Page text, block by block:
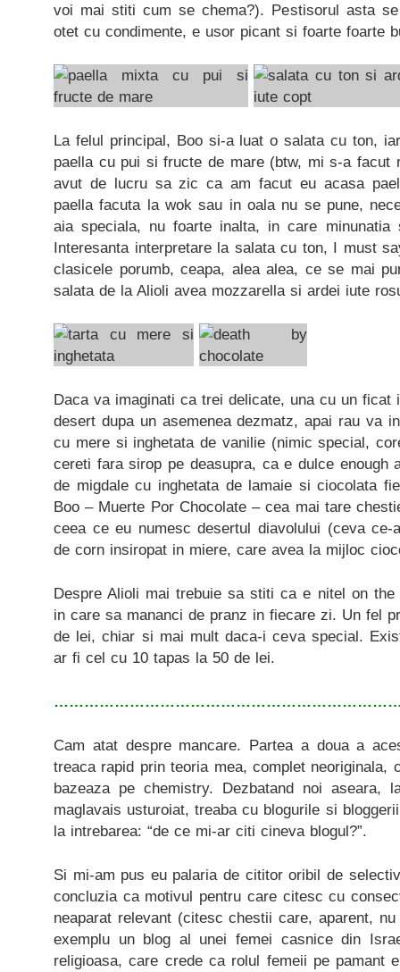
voi mai stiti cum se chema?). Pestisorul asta
otet cu condimente, e usor picant si foarte foarte
La felul principal, Boo si-a luat o salata cu ton,
paella cu pui si fructe de mare (btw, mi s-a facut
avut de lucru sa zic ca am facut eu acasa
paella facuta la wok sau in oala nu se pune,
aia speciala, nu foarte inalta, in care
Interesanta interpretare la salata cu ton, I must
clasicele porumb, ceapa, alea alea, ce se mai
salata de la Alioli avea mozzarella si ardei iute
Daca va imaginati ca trei delicate, una cu un ficat
desert dupa un asemenea dezmatz, apai rau va
cu mere si inghetata de vanilie (nimic special,
cereti fara sirop pe deasupra, ca e dulce enough
de migdale cu inghetata de lamaie si ciocolata
Boo – Muerte Por Chocolate – cea mai tare
ceea ce eu numesc desertul diavolului (ceva
de corn insiropat in miere, care avea la mijloc
Despre Alioli mai trebuie sa stiti ca e nitel on
in care sa mananci de pranz in fiecare zi. Un fel
de lei, chiar si mai mult daca-i ceva special.
ar fi cel cu 10 tapas la 50 de lei.
Cam atat despre mancare. Partea a doua a
treaca rapid prin teoria mea, complet
bazeaza pe chemistry. Dezbatand noi aseara,
maglavais usturoiat, treaba cu blogurile si
la intrebarea: “de ce mi-ar citi cineva blogul?”.
Si mi-am pus eu palaria de cititor oribil de
concluzia ca motivul pentru care citesc cu
neaparat relevant (citesc chestii care, aparent,
exemplu un blog al unei femei casnice din
religioasa, care crede ca rolul femeii pe pamant